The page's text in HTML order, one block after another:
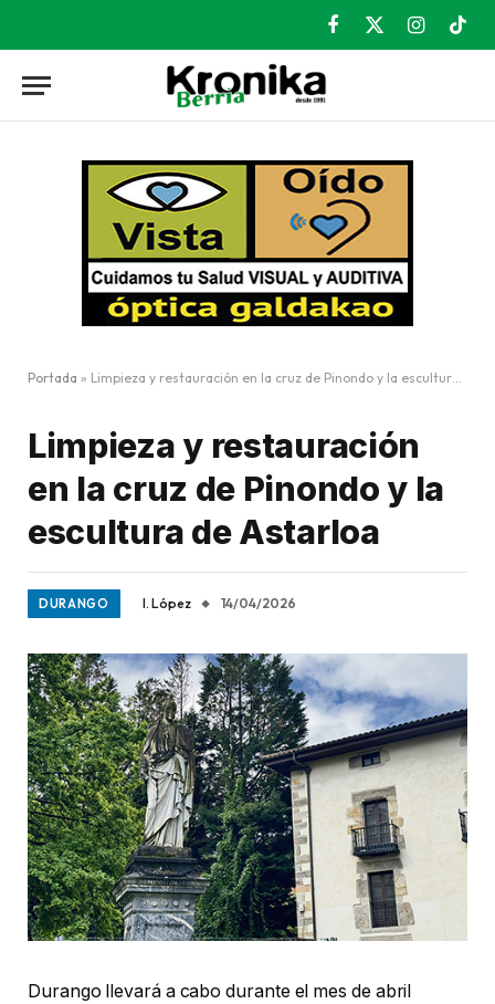
Facebook
X
Instagram
Portada » Limpieza y restauración en la cruz de Pinondo y la escultura de Astarloa
Limpieza y restauración
en la cruz de Pinondo y la
escultura de Astarloa
DURANGO I. López 14/04/2026
Durango llevará a cabo durante el mes de abril